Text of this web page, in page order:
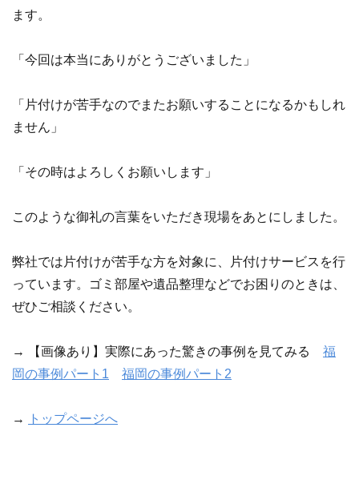
ます。
「今回は本当にありがとうございました」
「片付けが苦手なのでまたお願いすることになるかもしれ
ません」
「その時はよろしくお願いします」
このような御礼の言葉をいただき現場をあとにしました。
弊社では片付けが苦手な方を対象に、片付けサービスを行
っています。ゴミ部屋や遺品整理などでお困りのときは、
ぜひご相談ください。
→ 【画像あり】実際にあった驚きの事例を見てみる 福
岡の事例パート1
福岡の事例パート2
→ トップページへ